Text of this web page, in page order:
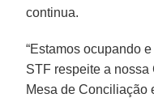
continua.
“Estamos ocupando
STF respeite a
Mesa de Conciliação